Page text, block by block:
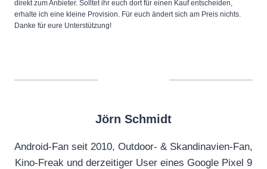
direkt zum Anbieter. Solltet ihr euch dort für einen Kauf entscheiden,
erhalte ich eine kleine Provision. Für euch ändert sich am Preis nichts.
Danke für eure Unterstützung!
Jörn Schmidt
Android-Fan seit 2010, Outdoor- & Skandinavien-Fan,
Kino-Freak und derzeitiger User eines Google Pixel 9